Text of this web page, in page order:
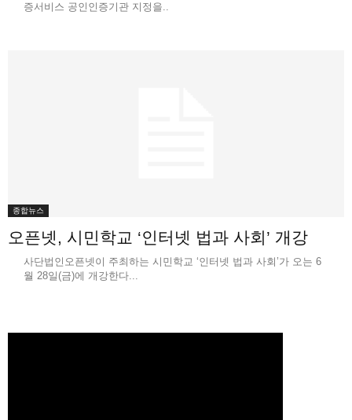
증서비스 공인인증기관 지정을..
종합뉴스
오픈넷, 시민학교 ‘인터넷 법과 사회’ 개강
사단법인오픈넷이 주최하는 시민학교 ‘인터넷 법과 사회’가 오는 6
월 28일(금)에 개강한다...